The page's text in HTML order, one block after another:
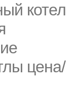
котел
цена/